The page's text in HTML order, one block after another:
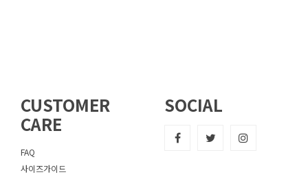
CUSTOMER
CARE
FAQ
사이즈가이드
SOCIAL